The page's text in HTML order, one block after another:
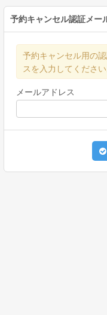
予約キャンセル認証メー
予約キャンセル用の
スを入力してください
メールアドレス